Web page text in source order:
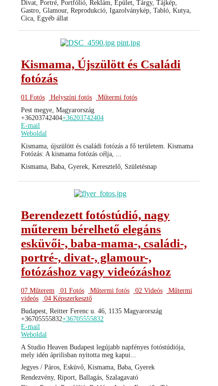
Divat, Portré, Portfólió, Reklám, Épület, Tárgy, Tájkép,
Gastro, Glamour, Reprodukció, Igazolványkép, Tabló, Kutya,
Cica, Egyéb állat
Kismama, Újszülött és Családi
fotózás
01 Fotós Helyszíni fotós
Műtermi fotós
Pest megye, Magyarország
+36203742404+36203742404
E-mail
Weboldal
Kismama, újszülött és családi fotózás a fő területem. Kismama
Fotózás: A kismama fotózás célja, ...
Kismama, Baba, Gyerek, Keresztelő, Születésnap
Berendezett fotóstúdió, nagy
műterem bérelhető elegáns
esküvői-, baba-mama-, családi-,
portré-, divat-, glamour-,
fotózáshoz vagy videózáshoz
07 Műterem 01 Fotós Műtermi fotós 02 Videós
Műtermi
videós
04 Képszerkesztő
Budapest, Reitter Ferenc u. 46, 1135 Magyarország
+36705555832+36705555832
E-mail
Weboldal
A Studio Heaven Budapest legújabb napfényes fotóstúdiója,
mely idén áprilisban nyitotta meg kapui...
Jegyes / Páros, Esküvő, Kismama, Baba, Gyerek
Rendezvény, Riport, Ballagás, Szalagavató